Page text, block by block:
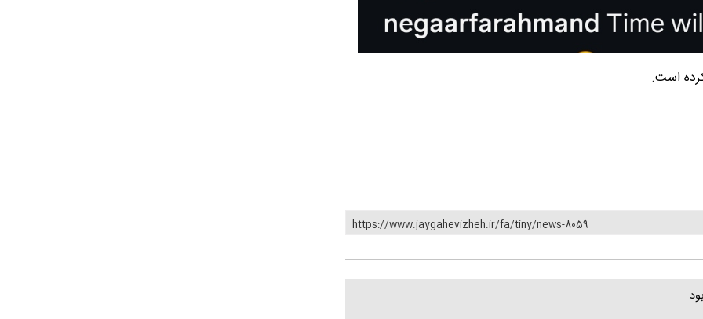
است.
https://www.jaygahevizheh.ir/fa/tiny/news-8059